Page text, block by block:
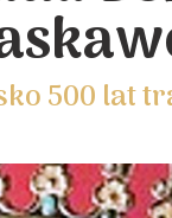
500 lat